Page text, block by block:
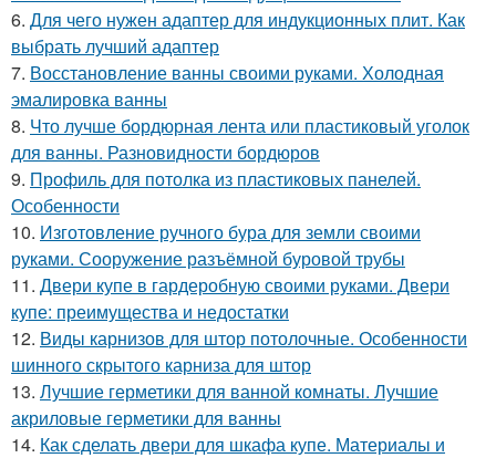
6. Для чего нужен адаптер для индукционных плит. Как
выбрать лучший адаптер
7. Восстановление ванны своими руками. Холодная
эмалировка ванны
8. Что лучше бордюрная лента или пластиковый уголок
для ванны. Разновидности бордюров
9. Профиль для потолка из пластиковых панелей.
Особенности
10. Изготовление ручного бура для земли своими
руками. Сооружение разъёмной буровой трубы
11. Двери купе в гардеробную своими руками. Двери
купе: преимущества и недостатки
12. Виды карнизов для штор потолочные. Особенности
шинного скрытого карниза для штор
13. Лучшие герметики для ванной комнаты. Лучшие
акриловые герметики для ванны
14. Как сделать двери для шкафа купе. Материалы и